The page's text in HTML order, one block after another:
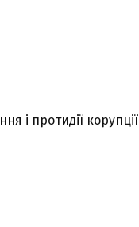
і протидії корупції